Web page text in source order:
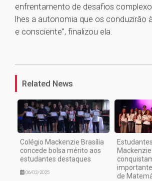
enfrentamento de desafios
lhes a autonomia que os conduzirão
e consciente”, finalizou ela.
Related News
Colégio Mackenzie Brasília
concede bolsa mérito aos
estudantes destaques
06/02/2025
de